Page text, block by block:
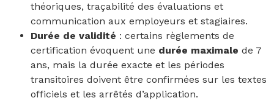
théoriques, traçabilité des évaluations et
communication aux employeurs et stagiaires.
Durée de validité : certains règlements de
certification évoquent une durée maximale de 7
ans, mais la durée exacte et les périodes
transitoires doivent être confirmées sur les textes
officiels et les arrêtés d’application.